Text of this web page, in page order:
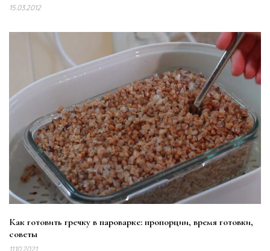
15.03.2012
Как готовить гречку в пароварке: пропорции, время готовки,
советы
11.10.2021